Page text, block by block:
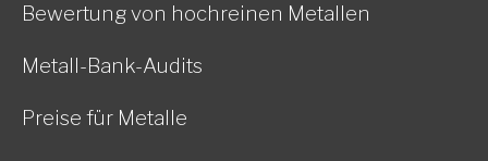
Bewertung von hochreinen Metallen
Metall-Bank-Audits
Preise für Metalle